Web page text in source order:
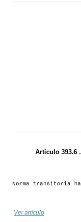
Artículo 393.6 ._
Norma transitoria
Ver artículo